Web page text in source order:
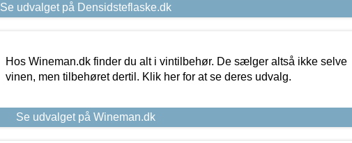
Se udvalget på Densidsteflaske.dk
Hos Wineman.dk finder du alt i vintilbehør. De sælger altså ikke selve
vinen, men tilbehøret dertil. Klik her for at se deres udvalg.
Se udvalget på Wineman.dk